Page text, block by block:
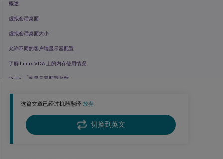
这篇文章已经过机器翻译.放弃
切换到英文
概述
虚拟会话桌面
虚拟会话桌面大小
允许不同的客户端显示器配置
了解 Linux VDA 上的内存使用情况
Citrix ® 多显示器配置参数
更改 Linux VDA 多显示器配置